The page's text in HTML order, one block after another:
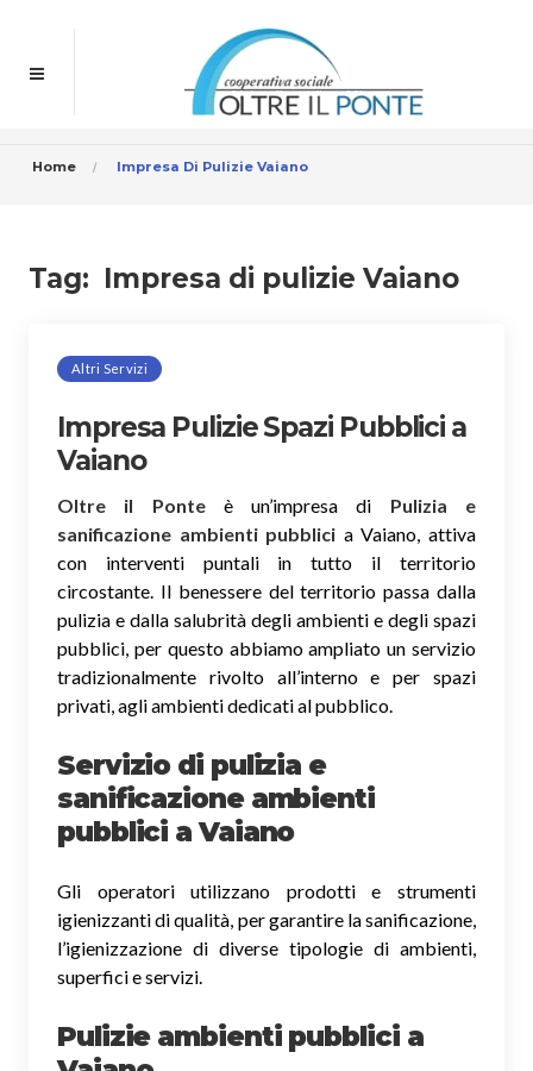
Home Impresa Di Pulizie Vaiano
Tag: Impresa di pulizie Vaiano
Altri Servizi
Impresa Pulizie Spazi Pubblici a
Vaiano
Oltre il Ponteè un’impresa di Pulizia e
sanificazione ambienti pubblici a Vaiano, attiva
con interventi puntali in tutto il territorio
circostante. Il benessere del territorio passa dalla
pulizia e dalla salubrità degli ambienti e degli spazi
pubblici, per questo abbiamo ampliato un servizio
tradizionalmente rivolto all’interno e per spazi
privati, agli ambienti dedicati al pubblico.
Servizio di pulizia e
sanificazione ambienti
pubblici a Vaiano
Gli operatori utilizzano prodotti e strumenti
igienizzanti di qualità, per garantire la sanificazione,
l’igienizzazione di diverse tipologie di ambienti,
superfici e servizi.
Pulizie ambienti pubblici a